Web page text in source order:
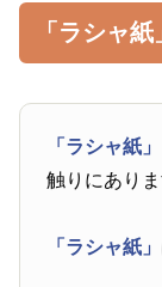
「ラシャ
「ラシャ紙」
触りにありま
「ラシャ紙」